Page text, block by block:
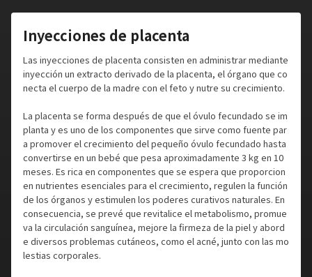
Inyecciones de placenta
Las inyecciones de placenta consisten en administrar mediante
inyección un extracto derivado de la placenta, el órgano que co
necta el cuerpo de la madre con el feto y nutre su crecimiento.
La placenta se forma después de que el óvulo fecundado se im
planta y es uno de los componentes que sirve como fuente par
a promover el crecimiento del pequeño óvulo fecundado hasta
convertirse en un bebé que pesa aproximadamente 3 kg en 10
meses. Es rica en componentes que se espera que proporcion
en nutrientes esenciales para el crecimiento, regulen la función
de los órganos y estimulen los poderes curativos naturales. En
consecuencia, se prevé que revitalice el metabolismo, promue
va la circulación sanguínea, mejore la firmeza de la piel y abord
e diversos problemas cutáneos, como el acné, junto con las mo
lestias corporales.